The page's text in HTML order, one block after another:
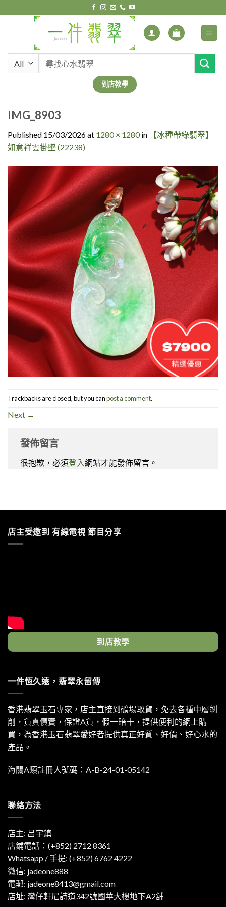
to
到店教學
IMG_8903
Published 15/03/2026at 1280 × 1280in
【冰種帶綠翡翠】
如意祥雲掛墜 (22238)
Trackbacks are closed, but you canpost a comment.
Next →
發佈留言
很抱歉，必須登入網站才能發佈留言。
店主受邀到 有線電視 節目分享
到店教學
一件恆久遠，翡翠永留傳
香港翡翠玉石專家，店主直接到礦場取貨，免去各種中層剝
削，貨真價實，保證A貨，假一賠十，提供便利的網上購
買，為香港玉石翡翠愛好者提供真正好質、好價、好心水的
產品。
海關A類註冊人號碼：A-B-24-01-05142
聯絡方法
店主: 呂宇鎮
店鋪電話：(+852) 2712 8361
Whatsapp / 手提: (+852) 6762 4222
微信: jadeone888
電郵: jadeone8413@gmail.com
店址: 灣仔軒尼詩道342號國華大樓地下A2舖